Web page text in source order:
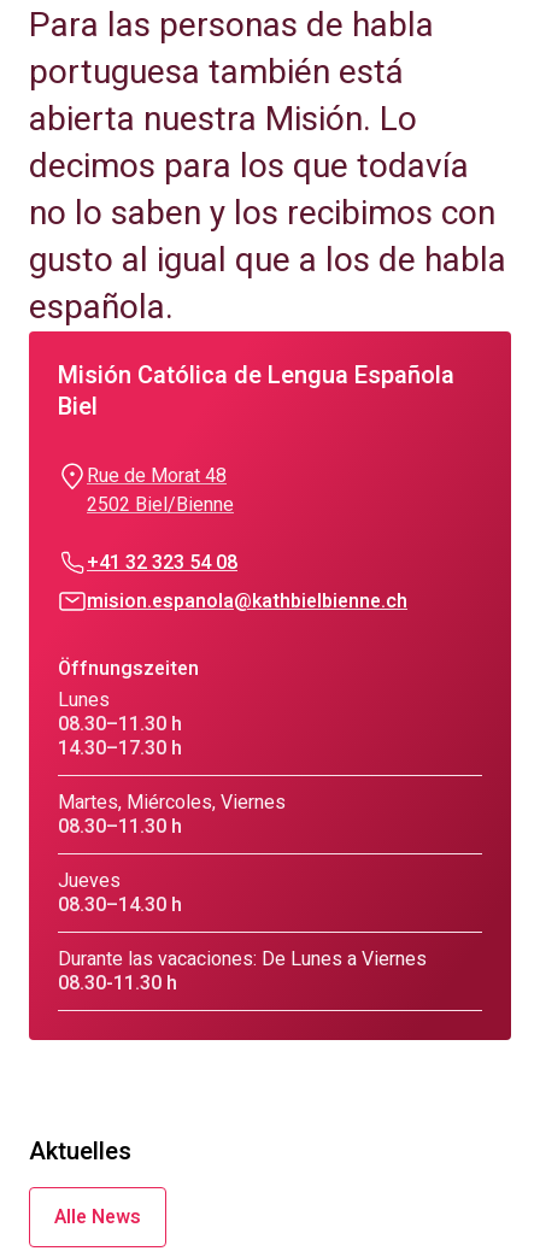
Para las personas de habla
portuguesa también está
abierta nuestra Misión. Lo
decimos para los que todavía
no lo saben y los recibimos con
gusto al igual que a los de habla
española.
Misión Católica de Lengua Española
Biel
Rue de Morat 48
2502 Biel/Bienne
+41 32 323 54 08
mision.espanola@kathbielbienne.ch
Öffnungszeiten
Lunes
08.30–11.30 h
14.30–17.30 h
Martes, Miércoles, Viernes
08.30–11.30 h
Jueves
08.30–14.30 h
Durante las vacaciones: De Lunes a Viernes
08.30-11.30 h
Aktuelles
Alle News